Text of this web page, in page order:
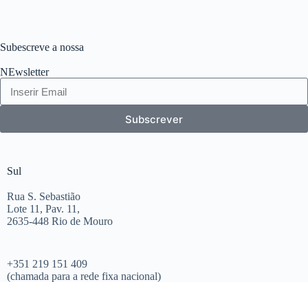
Subescreve a nossa
NEwsletter
Subscrever
Sul
Rua S. Sebastião
Lote 11, Pav. 11,
2635-448 Rio de Mouro
+351 219 151 409
(chamada para a rede fixa nacional)